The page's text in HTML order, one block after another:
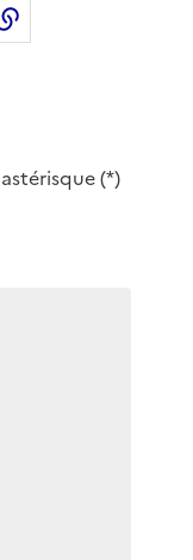
LinkedInpar email
(*)